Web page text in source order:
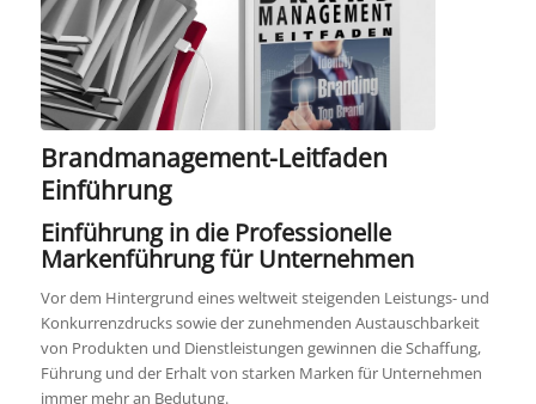
Brandmanagement-Leitfaden
Einführung
Einführung in die Professionelle
Markenführung für Unternehmen
Vor dem Hintergrund eines weltweit steigenden Leistungs- und
Konkurrenzdrucks sowie der zunehmenden Austauschbarkeit
von Produkten und Dienstleistungen gewinnen die Schaffung,
Führung und der Erhalt von starken Marken für Unternehmen
immer mehr an Bedutung.